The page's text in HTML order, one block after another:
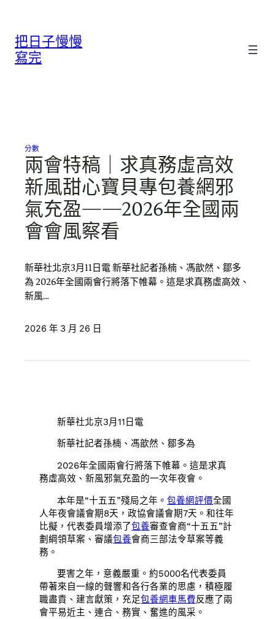
把日子慢慢
寫完
分數
兩會特稿｜求真務虛高效
新風甜心寶貝專包養網邪
氣充盈——2026年全國兩
會會風察看
新華社北京3月11日電 新華社記者孫楠、馮歆然、鄒多
為 2026年全國兩會行將落下帷幕。這是求真務虛高效、
新風…
2026 年 3 月 26 日
新華社北京3月11日電
新華社記者孫楠、馮歆然、鄒多為
2026年全國兩會行將落下帷幕。這是求真
務虛高效、新風邪氣充盈的一次年夜會。
本年是“十五五”殘局之年。包養網評價全國
人年夜會議會期8天，政協會議會期7天。和往年
比擬，代表委員增添了包養審查會商“十五五”計
劃綱領草案、審議包養會商三部法令草案等義
務。
要害之年，意義嚴重。約5000名代表委員
帶著來自一線的聲響和各行各業的思慮，積極履
職盡責、建言獻策，充足包養網車馬費反應了兩
會平易近主、連合、務實、奮進的風采。